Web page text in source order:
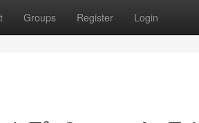
Groups Register Login